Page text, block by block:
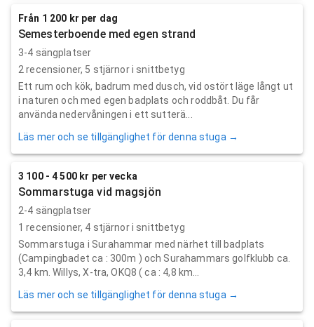
Från 1 200 kr per dag
Semesterboende med egen strand
3-4 sängplatser
2 recensioner, 5 stjärnor i snittbetyg
Ett rum och kök, badrum med dusch, vid ostört läge långt ut
i naturen och med egen badplats och roddbåt. Du får
använda nedervåningen i ett sutterä...
Läs mer och se tillgänglighet för denna stuga →
3 100 - 4 500 kr per vecka
Sommarstuga vid magsjön
2-4 sängplatser
1 recensioner, 4 stjärnor i snittbetyg
Sommarstuga i Surahammar med närhet till badplats
(Campingbadet ca : 300m ) och Surahammars golfklubb ca.
3,4 km. Willys, X-tra, OKQ8 ( ca : 4,8 km...
Läs mer och se tillgänglighet för denna stuga →